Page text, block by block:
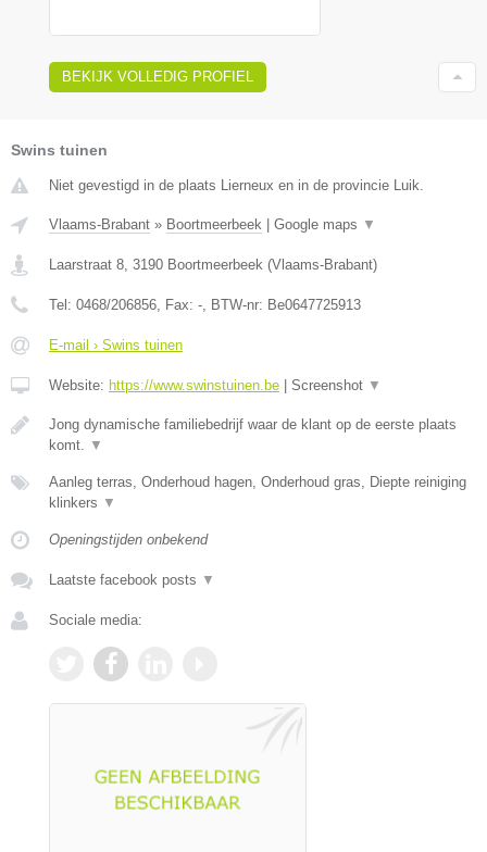
BEKIJK VOLLEDIG PROFIEL
Swins tuinen
Niet gevestigd in de plaats Lierneux en in de provincie Luik.
Vlaams-Brabant » Boortmeerbeek Google maps ▼
Laarstraat 8, 3190 Boortmeerbeek (Vlaams-Brabant)
Tel: 0468/206856, Fax: -, BTW-nr: Be0647725913
E-mail › Swins tuinen
Website: https://www.swinstuinen.be Screenshot ▼
Jong dynamische familiebedrijf waar de klant op de eerste plaats
komt. ▼
Aanleg terras, Onderhoud hagen, Onderhoud gras, Diepte reiniging
klinkers ▼
Openingstijden onbekend
Laatste facebook posts ▼
Sociale media: